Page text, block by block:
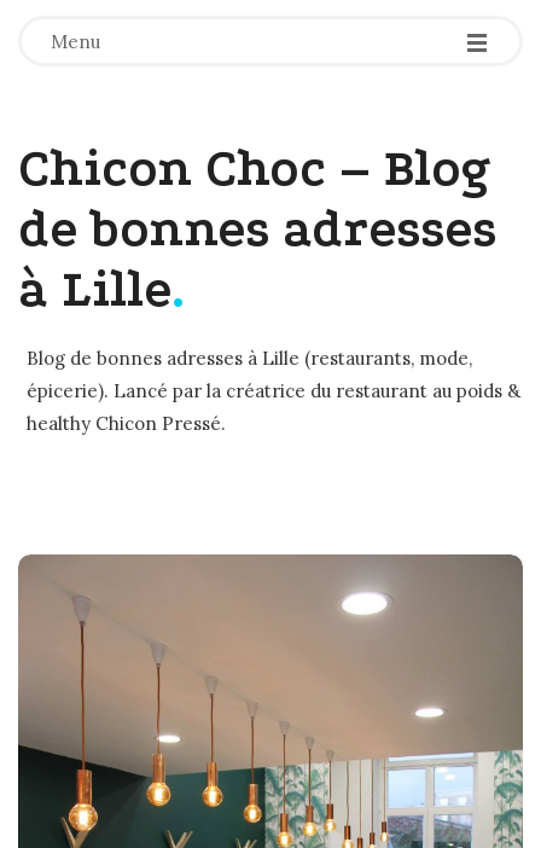
Menu -
-
-
Chicon Choc – Blog
de bonnes adresses
à Lille.
Blog de bonnes adresses à Lille (restaurants, mode,
épicerie). Lancé par la créatrice du restaurant au poids &
healthy Chicon Pressé.